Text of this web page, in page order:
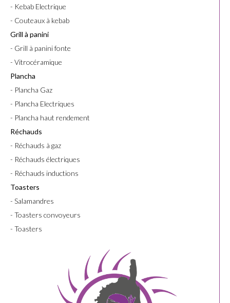
- Kebab Electrique
- Couteaux à kebab
Grill à panini
- Grill à panini fonte
- Vitrocéramique
Plancha
- Plancha Gaz
- Plancha Electriques
- Plancha haut rendement
Réchauds
- Réchauds à gaz
- Réchauds électriques
- Réchauds inductions
Toasters
- Salamandres
- Toasters convoyeurs
- Toasters